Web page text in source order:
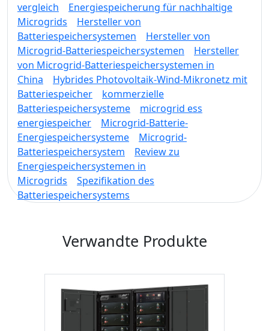
vergleich
Energiespeicherung für nachhaltige
Microgrids
Hersteller von
Batteriespeichersystemen
Hersteller von
Microgrid-Batteriespeichersystemen
Hersteller
von Microgrid-Batteriespeichersystemen in
China
Hybrides Photovoltaik-Wind-Mikronetz mit
Batteriespeicher
kommerzielle
Batteriespeichersysteme
microgrid ess
energiespeicher
Microgrid-Batterie-
Energiespeichersysteme
Microgrid-
Batteriespeichersystem
Review zu
Energiespeichersystemen in
Microgrids
Spezifikation des
Batteriespeichersystems
Verwandte Produkte